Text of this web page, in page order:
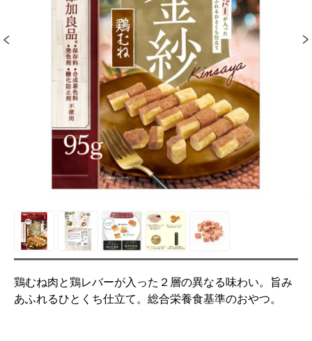
鶏むね肉と鶏レバーが入った２層の異なる味わい。旨み
あふれるひとくち仕立て。総合栄養食基準のおやつ。